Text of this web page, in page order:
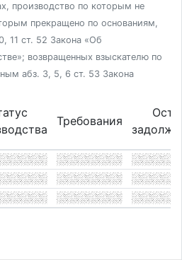
производство по которым не
прекращено по основаниям,
11 ст. 52 Закона «Об
возвращенных взыскателю по
абз. 3, 5, 6 ст. 53 Закона
Требования